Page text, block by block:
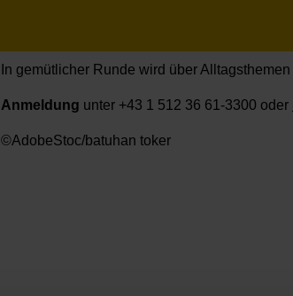
In gemütlicher Runde wird über
Anmeldung unter +43 1 512 36 61-3300 oder
©AdobeStoc/batuhan toker